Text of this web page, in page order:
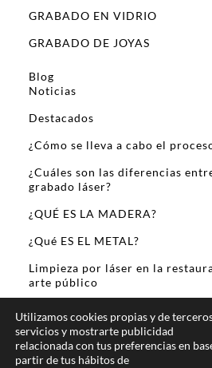
GRABADO EN VIDRIO
GRABADO DE JOYAS
Blog
Noticias
Destacados
¿Cómo se lleva a cabo el
¿Cuáles son las diferencias
grabado láser?
¿QUÉ ES LA MADERA?
¿Qué ES EL METAL?
Limpieza por láser en la
arte público
Sobre Mi
Utilizamos cookies propias y de
servicios y mostrarte publicidad
relacionada con tus preferencias en
partir de tus hábitos de